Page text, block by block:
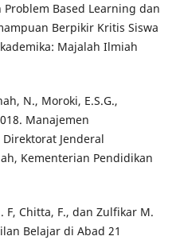
Based Learning dan
Berpikir Kritis Siswa
Majalah Ilmiah
N., Moroki, E.S.G.,
Manajemen
Jenderal
Kementerian Pendidikan
F, Chitta, F., dan Zulfikar M.
Belajar di Abad 21